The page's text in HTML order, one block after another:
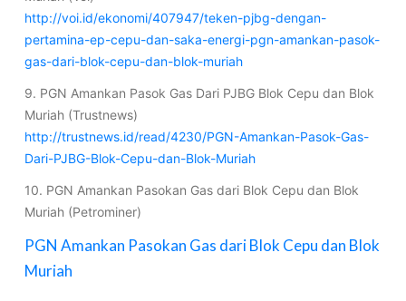
http://voi.id/ekonomi/407947/teken-pjbg-dengan-
pertamina-ep-cepu-dan-saka-energi-pgn-amankan-pasok-
gas-dari-blok-cepu-dan-blok-muriah
9. PGN Amankan Pasok Gas Dari PJBG Blok Cepu dan Blok
Muriah (Trustnews)
http://trustnews.id/read/4230/PGN-Amankan-Pasok-Gas-
Dari-PJBG-Blok-Cepu-dan-Blok-Muriah
10. PGN Amankan Pasokan Gas dari Blok Cepu dan Blok
Muriah (Petrominer)
PGN Amankan Pasokan Gas dari Blok Cepu dan Blok
Muriah